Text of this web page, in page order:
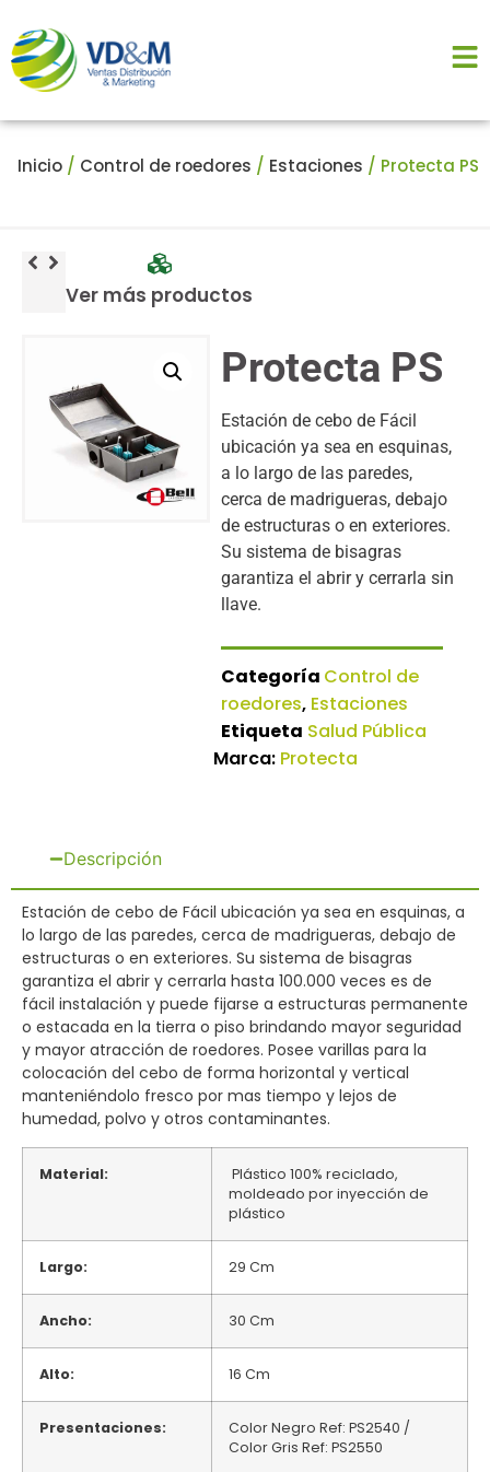
Inicio / Control de roedores / Estaciones / Protecta PS
Ver más productos
Protecta PS
Estación de cebo de Fácil
ubicación ya sea en esquinas,
a lo largo de las paredes,
cerca de madrigueras, debajo
de estructuras o en exteriores.
Su sistema de bisagras
garantiza el abrir y cerrarla sin
llave.
Categoría Control de
roedores, Estaciones
Etiqueta Salud Pública
Marca: Protecta
Descripción
Estación de cebo de Fácil ubicación ya sea en esquinas, a
lo largo de las paredes, cerca de madrigueras, debajo de
estructuras o en exteriores. Su sistema de bisagras
garantiza el abrir y cerrarla hasta 100.000 veces es de
fácil instalación y puede fijarse a estructuras permanente
o estacada en la tierra o piso brindando mayor seguridad
y mayor atracción de roedores. Posee varillas para la
colocación del cebo de forma horizontal y vertical
manteniéndolo fresco por mas tiempo y lejos de
humedad, polvo y otros contaminantes.
Material:
Plástico 100% reciclado,
moldeado por inyección de
plástico
Largo: 29 Cm
Ancho: 30 Cm
Alto: 16 Cm
Presentaciones:
Color Negro Ref: PS2540 /
Color Gris Ref: PS2550